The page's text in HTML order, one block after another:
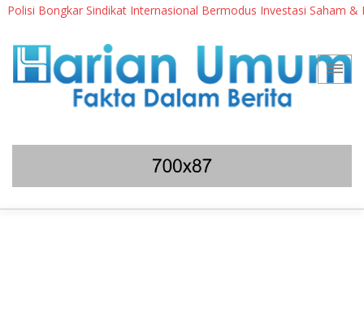
Bongkar Sindikat Internasional Bermodus Investasi Saham & Kripto